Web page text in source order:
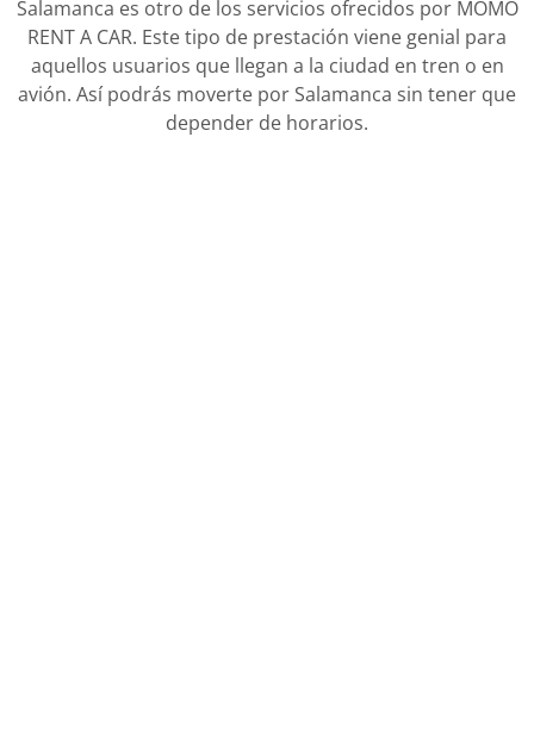
Salamanca es otro de los servicios ofrecidos por MOMO
RENT A CAR. Este tipo de prestación viene genial para
aquellos usuarios que llegan a la ciudad en tren o en
avión. Así podrás moverte por Salamanca sin tener que
depender de horarios.